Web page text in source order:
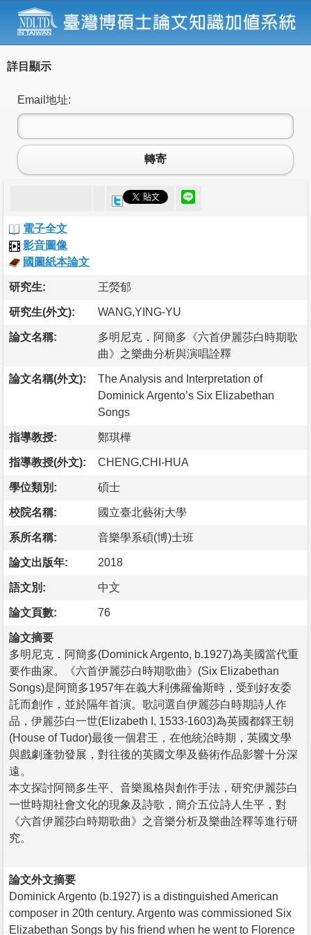
詳目顯示
Email地址:
轉寄
電子全文
影音圖像
國圖紙本論文
研究生: 王熒郁
研究生(外文): WANG,YING-YU
論文名稱:
多明尼克．阿簡多《六首伊麗莎白時期歌
曲》之樂曲分析與演唱詮釋
論文名稱(外文):
The Analysis and Interpretation of
Dominick Argento’s Six Elizabethan
Songs
指導教授: 鄭琪樺
指導教授(外文): CHENG,CHI-HUA
學位類別: 碩士
校院名稱: 國立臺北藝術大學
系所名稱: 音樂學系碩(博)士班
論文出版年: 2018
語文別: 中文
論文頁數: 76
論文摘要
多明尼克．阿簡多(Dominick Argento, b.1927)為美國當代重
要作曲家。《六首伊麗莎白時期歌曲》(Six Elizabethan
Songs)是阿簡多1957年在義大利佛羅倫斯時，受到好友委
託而創作，並於隔年首演。歌詞選自伊麗莎白時期詩人作
品，伊麗莎白一世(Elizabeth I, 1533-1603)為英國都鐸王朝
(House of Tudor)最後一個君王，在他統治時期，英國文學
與戲劇蓬勃發展，對往後的英國文學及藝術作品影響十分深
遠。
本文探討阿簡多生平、音樂風格與創作手法，研究伊麗莎白
一世時期社會文化的現象及詩歌，簡介五位詩人生平，對
《六首伊麗莎白時期歌曲》之音樂分析及樂曲詮釋等進行研
究。
論文外文摘要
Dominick Argento (b.1927) is a distinguished American
composer in 20th century. Argento was commissioned Six
Elizabethan Songs by his friend when he went to Florence